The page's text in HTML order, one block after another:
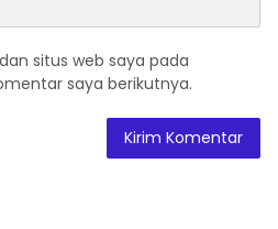
situs web saya pada
saya berikutnya.